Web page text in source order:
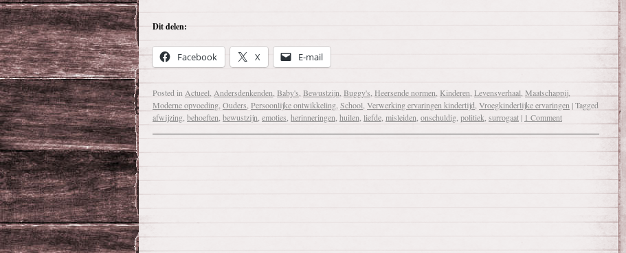
Dit delen:
Facebook X E-mail
Posted in Actueel Andersdenkenden Baby's Bewustzijn Buggy's Heersende normen Kinderen Levensverhaal Maatschappij
Moderne opvoeding Ouders Persoonlijke ontwikkeling School Verwerking ervaringen kindertijd Vroegkinderlijke ervaringen |Tagged
afwijzing behoeften bewustzijn emoties herinneringen huilen liefde misleiden onschuldig politiek surrogaat | 1 Comment